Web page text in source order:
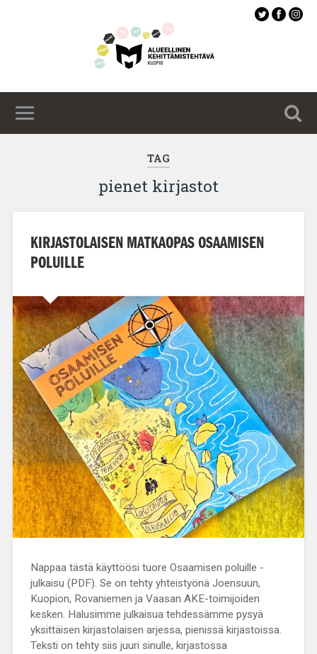
TAG
pienet kirjastot
KIRJASTOLAISEN MATKAOPAS OSAAMISEN
POLUILLE
Nappaa tästä käyttöösi tuore Osaamisen poluille -
julkaisu (PDF). Se on tehty yhteistyönä Joensuun,
Kuopion, Rovaniemen ja Vaasan AKE-toimijoiden
kesken. Halusimme julkaisua tehdessämme pysyä
yksittäisen kirjastolaisen arjessa, pienissä kirjastoissa.
Teksti on tehty siis juuri sinulle, kirjastossa